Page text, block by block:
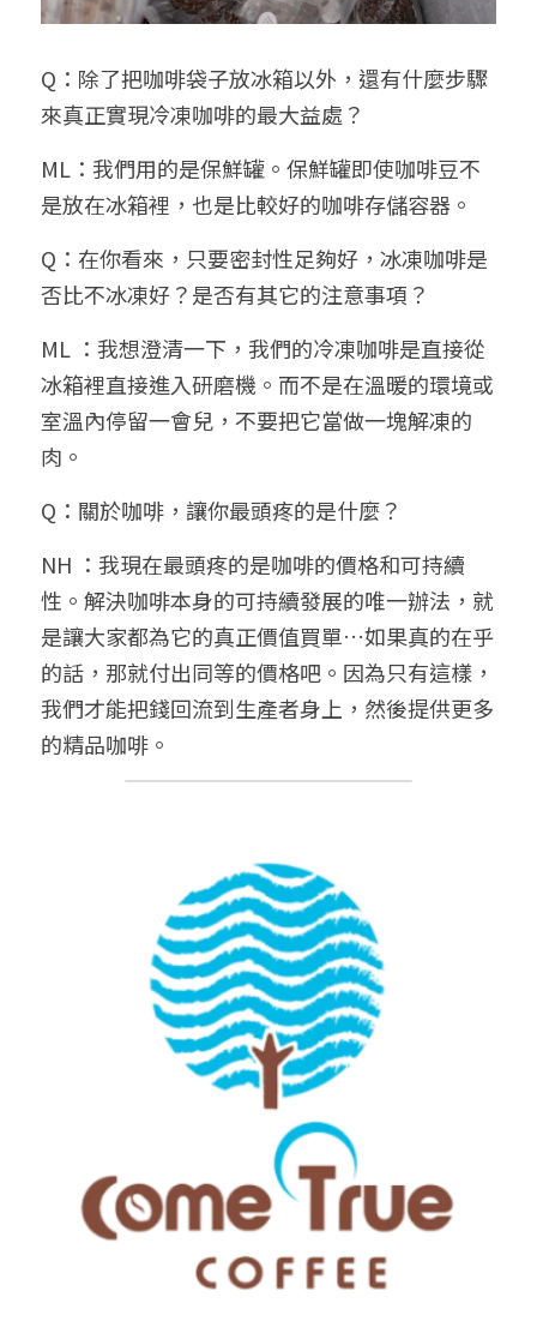
Q：除了把咖啡袋子放冰箱以外，還有什麼步驟
來真正實現冷凍咖啡的最大益處？
ML：我們用的是保鮮罐。保鮮罐即使咖啡豆不
是放在冰箱裡，也是比較好的咖啡存儲容器。
Q：在你看來，只要密封性足夠好，冰凍咖啡是
否比不冰凍好？是否有其它的注意事項？
ML ：我想澄清一下，我們的冷凍咖啡是直接從
冰箱裡直接進入研磨機。而不是在溫暖的環境或
室溫內停留一會兒，不要把它當做一塊解凍的
肉。
Q：關於咖啡，讓你最頭疼的是什麼？
NH ：我現在最頭疼的是咖啡的價格和可持續
性。解決咖啡本身的可持續發展的唯一辦法，就
是讓大家都為它的真正價值買單…如果真的在乎
的話，那就付出同等的價格吧。因為只有這樣，
我們才能把錢回流到生產者身上，然後提供更多
的精品咖啡。